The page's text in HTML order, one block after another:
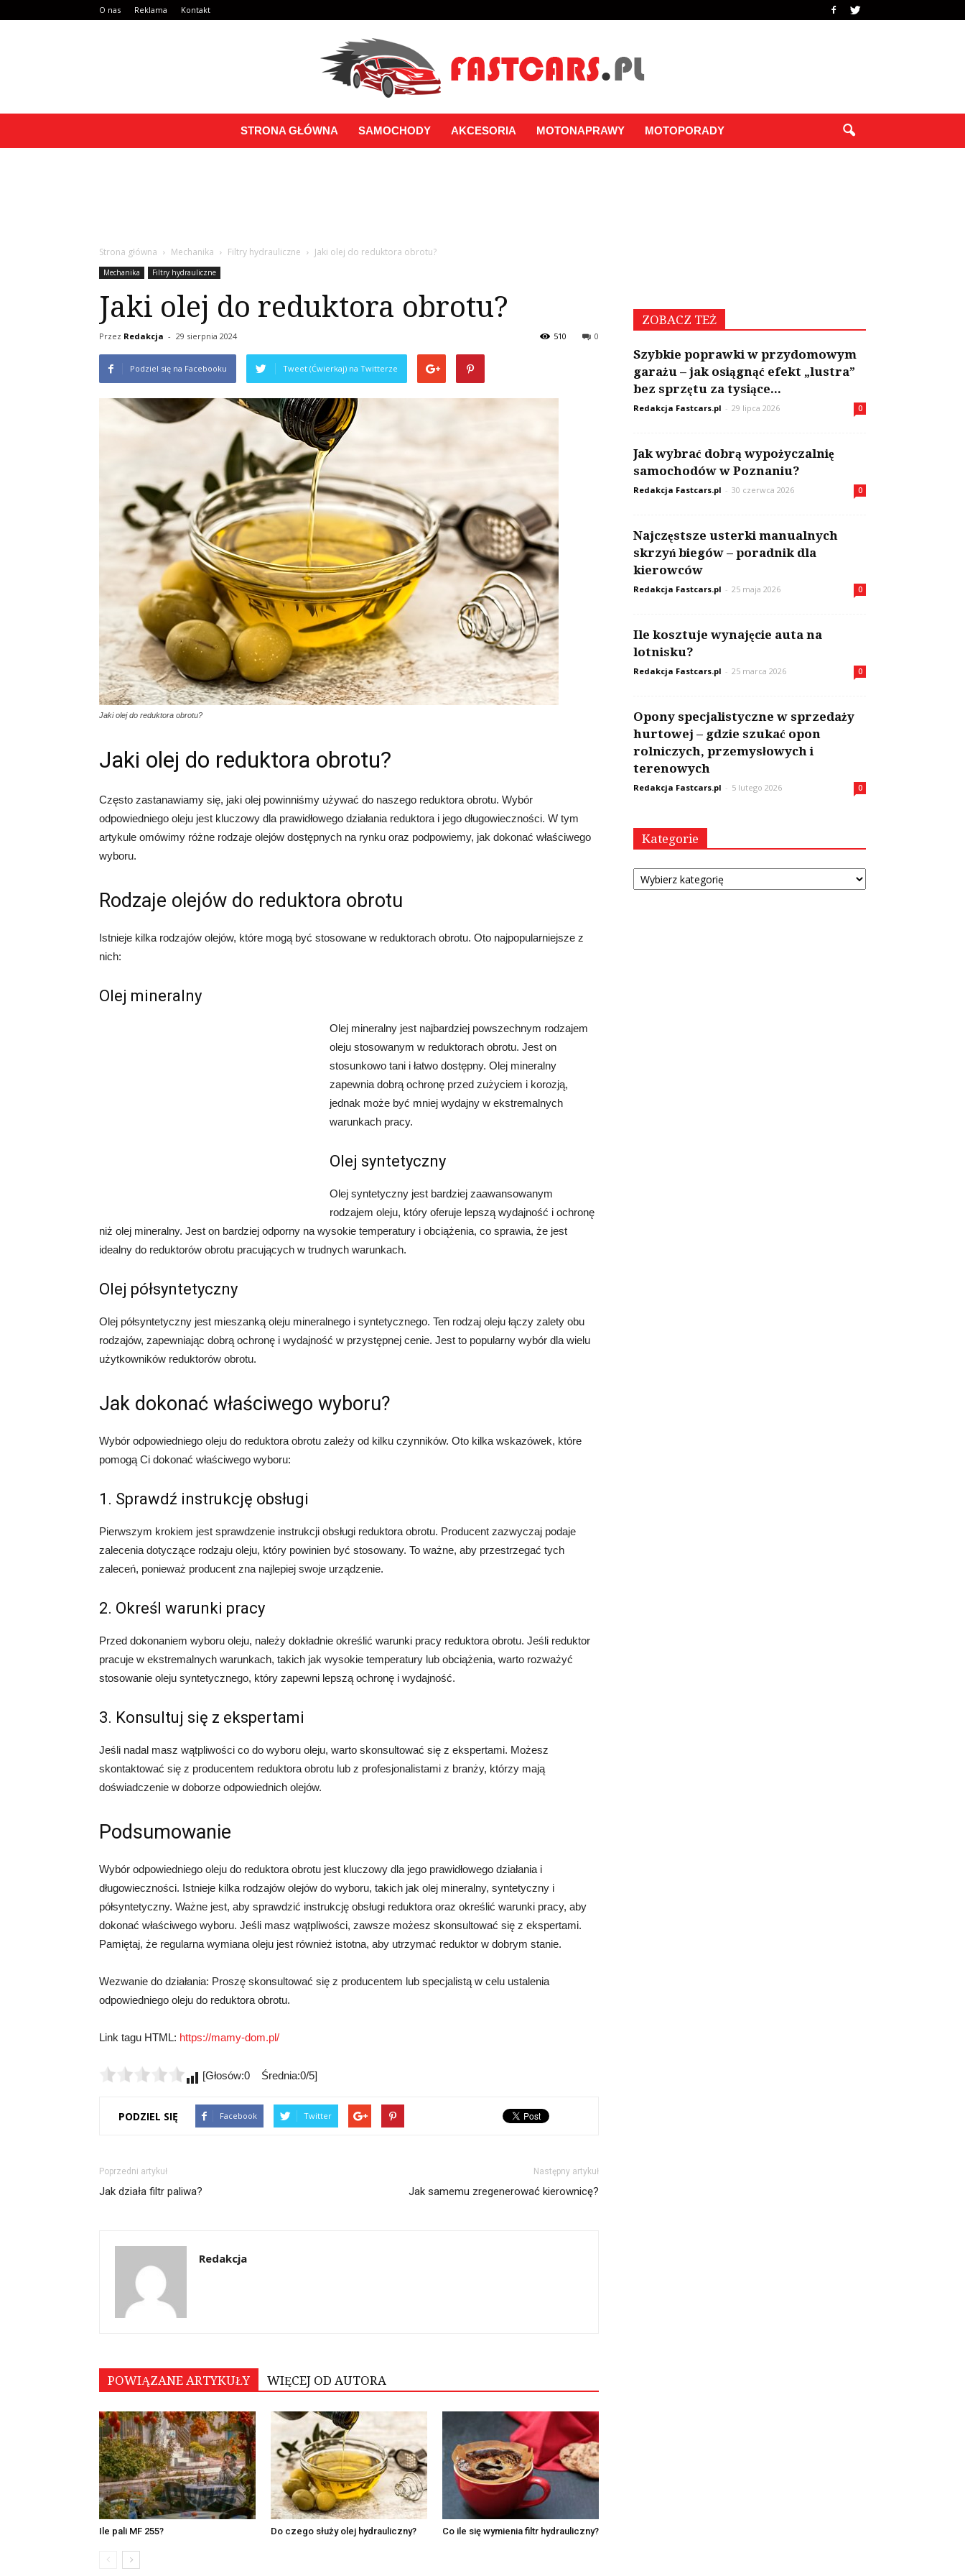
O nas Reklama Kontakt
STRONA GŁÓWNA SAMOCHODY AKCESORIA MOTONAPRAWY MOTOPORADY
Strona główna Mechanika Filtry hydrauliczne Jaki olej do reduktora obrotu?
Mechanika Filtry hydrauliczne
Jaki olej do reduktora obrotu?
Przez Redakcja - 29 sierpnia 2024 0
510
Podziel się na Facebooku Tweet (Ćwierkaj) na Twitterze
Jaki olej do reduktora obrotu?
Jaki olej do reduktora obrotu?
Często zastanawiamy się, jaki olej powinniśmy używać do naszego reduktora obrotu. Wybór
odpowiedniego oleju jest kluczowy dla prawidłowego działania reduktora i jego długowieczności. W tym
artykule omówimy różne rodzaje olejów dostępnych na rynku oraz podpowiemy, jak dokonać właściwego
wyboru.
Rodzaje olejów do reduktora obrotu
Istnieje kilka rodzajów olejów, które mogą być stosowane w reduktorach obrotu. Oto najpopularniejsze z
nich:
Olej mineralny
Olej mineralny jest najbardziej powszechnym rodzajem
oleju stosowanym w reduktorach obrotu. Jest on
stosunkowo tani i łatwo dostępny. Olej mineralny
zapewnia dobrą ochronę przed zużyciem i korozją,
jednak może być mniej wydajny w ekstremalnych
warunkach pracy.
Olej syntetyczny
Olej syntetyczny jest bardziej zaawansowanym
rodzajem oleju, który oferuje lepszą wydajność i ochronę
niż olej mineralny. Jest on bardziej odporny na wysokie temperatury i obciążenia, co sprawia, że jest
idealny do reduktorów obrotu pracujących w trudnych warunkach.
Olej półsyntetyczny
Olej półsyntetyczny jest mieszanką oleju mineralnego i syntetycznego. Ten rodzaj oleju łączy zalety obu
rodzajów, zapewniając dobrą ochronę i wydajność w przystępnej cenie. Jest to popularny wybór dla wielu
użytkowników reduktorów obrotu.
Jak dokonać właściwego wyboru?
Wybór odpowiedniego oleju do reduktora obrotu zależy od kilku czynników. Oto kilka wskazówek, które
pomogą Ci dokonać właściwego wyboru:
1. Sprawdź instrukcję obsługi
Pierwszym krokiem jest sprawdzenie instrukcji obsługi reduktora obrotu. Producent zazwyczaj podaje
zalecenia dotyczące rodzaju oleju, który powinien być stosowany. To ważne, aby przestrzegać tych
zaleceń, ponieważ producent zna najlepiej swoje urządzenie.
2. Określ warunki pracy
Przed dokonaniem wyboru oleju, należy dokładnie określić warunki pracy reduktora obrotu. Jeśli reduktor
pracuje w ekstremalnych warunkach, takich jak wysokie temperatury lub obciążenia, warto rozważyć
stosowanie oleju syntetycznego, który zapewni lepszą ochronę i wydajność.
3. Konsultuj się z ekspertami
Jeśli nadal masz wątpliwości co do wyboru oleju, warto skonsultować się z ekspertami. Możesz
skontaktować się z producentem reduktora obrotu lub z profesjonalistami z branży, którzy mają
doświadczenie w doborze odpowiednich olejów.
Podsumowanie
Wybór odpowiedniego oleju do reduktora obrotu jest kluczowy dla jego prawidłowego działania i
długowieczności. Istnieje kilka rodzajów olejów do wyboru, takich jak olej mineralny, syntetyczny i
półsyntetyczny. Ważne jest, aby sprawdzić instrukcję obsługi reduktora oraz określić warunki pracy, aby
dokonać właściwego wyboru. Jeśli masz wątpliwości, zawsze możesz skonsultować się z ekspertami.
Pamiętaj, że regularna wymiana oleju jest również istotna, aby utrzymać reduktor w dobrym stanie.
Wezwanie do działania: Proszę skonsultować się z producentem lub specjalistą w celu ustalenia
odpowiedniego oleju do reduktora obrotu.
Link tagu HTML: https://mamy-dom.pl/
[Głosów:0 Średnia:0/5]
PODZIEL SIĘ Facebook Twitter
Poprzedni artykuł
Jak działa filtr paliwa?
Następny artykuł
Jak samemu zregenerować kierownicę?
Redakcja
POWIĄZANE ARTYKUŁY WIĘCEJ OD AUTORA
Ile pali MF 255? Do czego służy olej hydrauliczny? Co ile się wymienia filtr hydrauliczny?
ZOBACZ TEŻ
Szybkie poprawki w przydomowym
garażu – jak osiągnąć efekt „lustra”
bez sprzętu za tysiące...
Redakcja Fastcars.pl - 29 lipca 2026 0
Jak wybrać dobrą wypożyczalnię
samochodów w Poznaniu?
Redakcja Fastcars.pl - 30 czerwca 2026 0
Najczęstsze usterki manualnych
skrzyń biegów – poradnik dla
kierowców
Redakcja Fastcars.pl - 25 maja 2026 0
Ile kosztuje wynajęcie auta na
lotnisku?
Redakcja Fastcars.pl - 25 marca 2026 0
Opony specjalistyczne w sprzedaży
hurtowej – gdzie szukać opon
rolniczych, przemysłowych i
terenowych
Redakcja Fastcars.pl - 5 lutego 2026 0
Kategorie
Kategorie